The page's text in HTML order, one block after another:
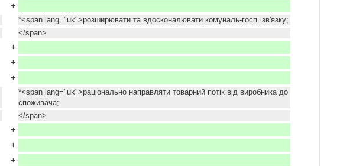
+
*<span lang="uk">розширювати та вдосконалювати комуналь-госп. зв'язку;
</span>
+
+
+
*<span lang="uk">раціонально направляти товарний потік від виробника до
споживача;
</span>
+
+
+